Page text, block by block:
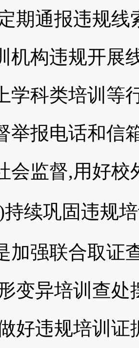
期通报违规
机构违规开展
学科类培训等
举报电话和信
会监督,用好
巩固违规培
强联合取证查
变异培训查
好违规培训